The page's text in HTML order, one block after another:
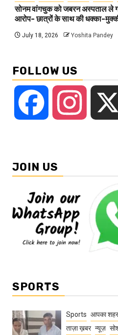
सोनम वांगचुक को जबरन अस्पताल ले
आरोप- छात्रों के साथ की धक्का-
July 18, 2026 Yoshita Pandey
FOLLOW US
Facebook Instagram
JOIN US
SPORTS
Sports आपका शहर
ताज़ा ख़बर न्यूज़